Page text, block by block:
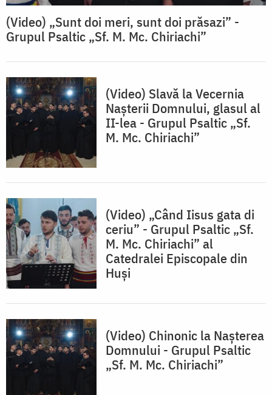
(Video) „Sunt doi meri, sunt doi prăsazi” -
Grupul Psaltic „Sf. M. Mc. Chiriachi”
(Video) Slavă la Vecernia
Nașterii Domnului, glasul al
II-lea - Grupul Psaltic „Sf.
M. Mc. Chiriachi”
(Video) „Când Iisus gata di
ceriu” - Grupul Psaltic „Sf.
M. Mc. Chiriachi” al
Catedralei Episcopale din
Huși
(Video) Chinonic la Nașterea
Domnului - Grupul Psaltic
„Sf. M. Mc. Chiriachi”